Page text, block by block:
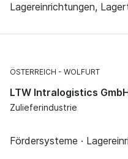
Lagereinrichtungen,
ÖSTERREICH WOLFURT
LTW Intralogistics
Zulieferindustrie
Fördersysteme ·